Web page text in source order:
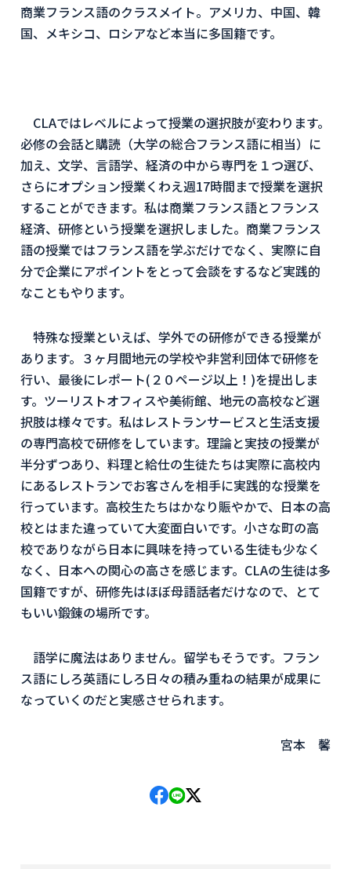
商業フランス語のクラスメイト。アメリカ、中国、韓
国、メキシコ、ロシアなど本当に多国籍です。
CLAではレベルによって授業の選択肢が変わります。
必修の会話と購読（大学の総合フランス語に相当）に
加え、文学、言語学、経済の中から専門を１つ選び、
さらにオプション授業くわえ週17時間まで授業を選択
することができます。私は商業フランス語とフランス
経済、研修という授業を選択しました。商業フランス
語の授業ではフランス語を学ぶだけでなく、実際に自
分で企業にアポイントをとって会談をするなど実践的
なこともやります。
特殊な授業といえば、学外での研修ができる授業が
あります。３ヶ月間地元の学校や非営利団体で研修を
行い、最後にレポート(２０ページ以上！)を提出しま
す。ツーリストオフィスや美術館、地元の高校など選
択肢は様々です。私はレストランサービスと生活支援
の専門高校で研修をしています。理論と実技の授業が
半分ずつあり、料理と給仕の生徒たちは実際に高校内
にあるレストランでお客さんを相手に実践的な授業を
行っています。高校生たちはかなり賑やかで、日本の高
校とはまた違っていて大変面白いです。小さな町の高
校でありながら日本に興味を持っている生徒も少なく
なく、日本への関心の高さを感じます。CLAの生徒は多
国籍ですが、研修先はほぼ母語話者だけなので、とて
もいい鍛錬の場所です。
語学に魔法はありません。留学もそうです。フラン
ス語にしろ英語にしろ日々の積み重ねの結果が成果に
なっていくのだと実感させられます。
宮本 馨